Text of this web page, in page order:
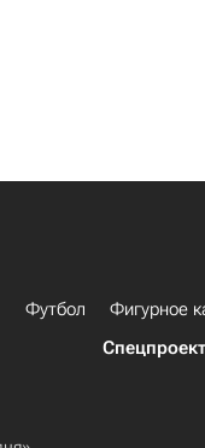
Футбол Фигурное